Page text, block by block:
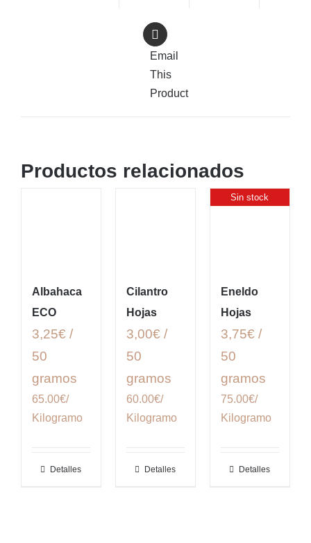
Email
This
Product
Productos relacionados
Albahaca
ECO
3,25€ /
50
gramos
65.00€/
Kilogramo
Detalles
Cilantro
Hojas
3,00€ /
50
gramos
60.00€/
Kilogramo
Detalles
Sin stock
Eneldo
Hojas
3,75€ /
50
gramos
75.00€/
Kilogramo
Detalles